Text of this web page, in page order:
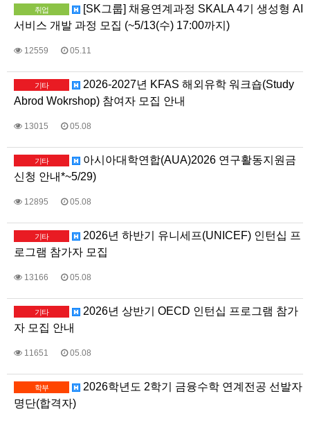
취업
[SK그룹] 채용연계과정 SKALA 4기 생성형 AI
서비스 개발 과정 모집 (~5/13(수) 17:00까지)
12559 05.11
기타
2026-2027년 KFAS 해외유학 워크숍(Study
Abrod Wokrshop) 참여자 모집 안내
13015 05.08
기타
아시아대학연합(AUA)2026 연구활동지원금
신청 안내*~5/29)
12895 05.08
기타
2026년 하반기 유니세프(UNICEF) 인턴십 프
로그램 참가자 모집
13166 05.08
기타
2026년 상반기 OECD 인턴십 프로그램 참가
자 모집 안내
11651 05.08
학부
2026학년도 2학기 금융수학 연계전공 선발자
명단(합격자)